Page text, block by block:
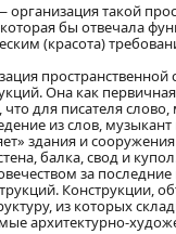
организация такой
бы отвечала
(красота)
Она как
что для писателя
из слов,
здания и
балка, свод и
за
Конструкции,
из которых
архитектурно-